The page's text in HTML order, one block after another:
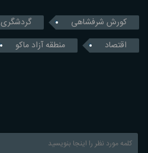
کورش شرفشاهی گردشگری
اقتصاد
منطقه آزاد ماکو